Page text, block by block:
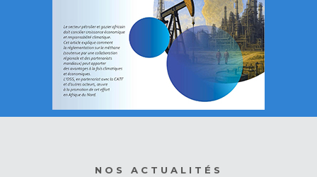
NOS ACTUALITÉS